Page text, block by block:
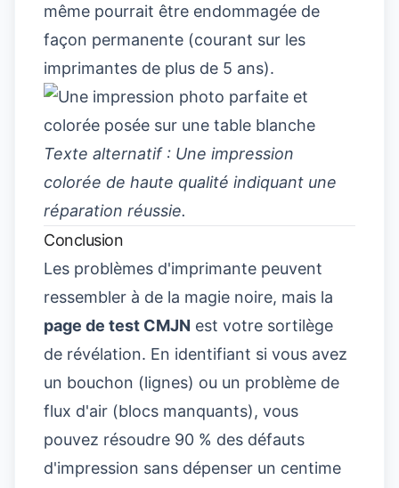
même pourrait être endommagée de
façon permanente (courant sur les
imprimantes de plus de 5 ans).
Texte alternatif : Une impression
colorée de haute qualité indiquant une
réparation réussie.
Conclusion
Les problèmes d'imprimante peuvent
ressembler à de la magie noire, mais la
page de test CMJN est votre sortilège
de révélation. En identifiant si vous avez
un bouchon (lignes) ou un problème de
flux d'air (blocs manquants), vous
pouvez résoudre 90 % des défauts
d'impression sans dépenser un centime